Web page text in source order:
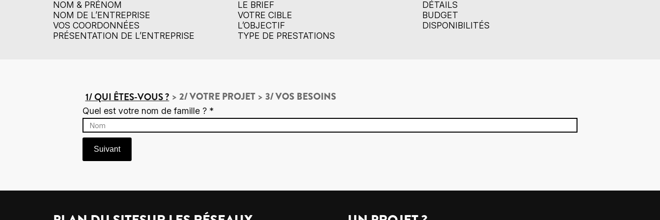
NOM & PRÉNOM
NOM DE L’ENTREPRISE
VOS COORDONNÉES
PRÉSENTATION DE L’ENTREPRISE
LE BRIEF
VOTRE CIBLE
L’OBJECTIF
TYPE DE PRESTATIONS
DÉTAILS
BUDGET
DISPONIBILITÉS
1/ QUI ÊTES-VOUS ? > 2/ VOTRE PROJET > 3/ VOS BESOINS
Quel est votre nom de famille ? *
Suivant